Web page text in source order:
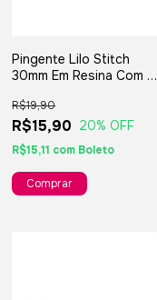
Pingente Lilo Stitch
30mm Em Resina Com 5
Bijuterias Chaveiros
Lembranças
R$15,90
R$19,90
20% OFF
R$15,11 com Boleto